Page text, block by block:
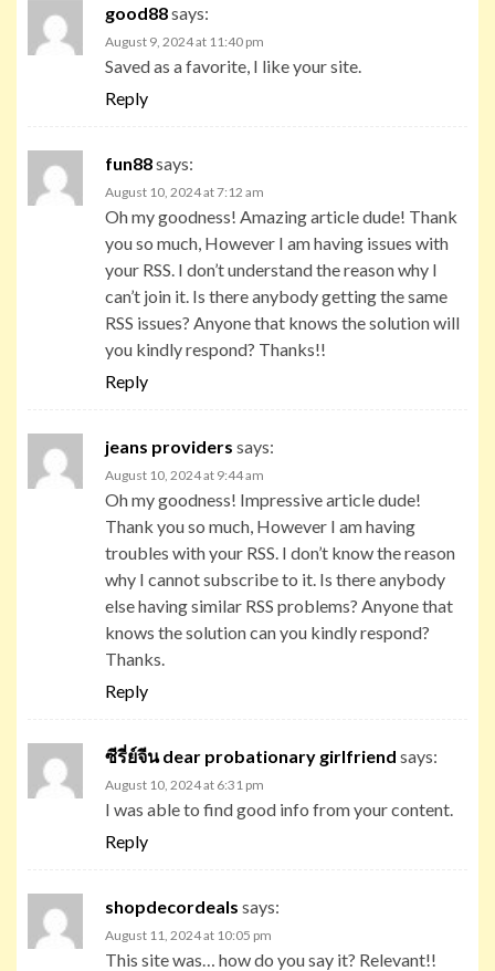
good88says:
August 9, 2024 at 11:40 pm
Saved as a favorite, I like your site.
Reply
fun88says:
August 10, 2024 at 7:12 am
Oh my goodness! Amazing article dude! Thank
you so much, However I am having issues with
your RSS. I don’t understand the reason why I
can’t join it. Is there anybody getting the same
RSS issues? Anyone that knows the solution will
you kindly respond? Thanks!!
Reply
jeans providers says:
August 10, 2024 at 9:44 am
Oh my goodness! Impressive article dude!
Thank you so much, However I am having
troubles with your RSS. I don’t know the reason
why I cannot subscribe to it. Is there anybody
else having similar RSS problems? Anyone that
knows the solution can you kindly respond?
Thanks.
Reply
ซีรี่ย์จีน dear probationary girlfriend says:
August 10, 2024 at 6:31 pm
I was able to find good info from your content.
Reply
shopdecordeals says:
August 11, 2024 at 10:05 pm
This site was… how do you say it? Relevant!!